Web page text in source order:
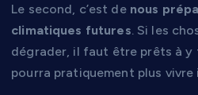
Le second, c’est de nous
climatiques futures. Si les
dégrader, il faut être prêts à y
pourra pratiquement plus vivre